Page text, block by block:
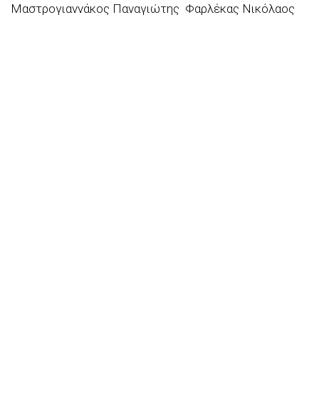
Μαστρογιαννάκος Παναγιώτης Φαρλέκας Νικόλαος